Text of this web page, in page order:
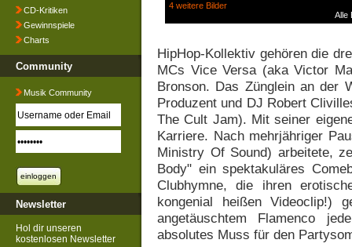
CD-Kritiken
Gewinnspiele
Charts
Community
Musik Community
Newsletter
Hol dir unseren
kostenlosen Newsletter
4 weitere Bilder
Alle
HipHop-Kollektiv gehören die
MCs Vice Versa (aka Victor
Bronson. Das Zünglein an der
Produzent und DJ Robert
The Cult Jam). Mit seiner
Karriere. Nach mehrjähriger
Ministry Of Sound) arbeitete,
Body" ein spektakuläres
Clubhymne, die ihren
kongenial heißen Videoclip!)
angetäuschtem Flamenco
absolutes Muss für den